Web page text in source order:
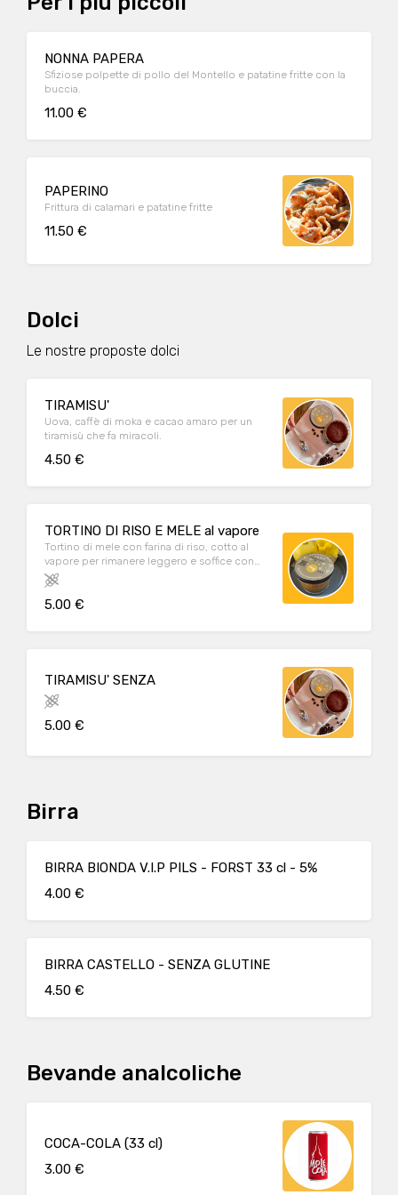
NONNA PAPERA
Sfiziose polpette di pollo del Montello e patatine fritte con la
buccia.
11.00 €
PAPERINO
Frittura di calamari e patatine fritte
11.50 €
Dolci
Le nostre proposte dolci
TIRAMISU'
Uova, caffè di moka e cacao amaro per un
tiramisù che fa miracoli.
4.50 €
TORTINO DI RISO E MELE al vapore
Tortino di mele con farina di riso, cotto al
vapore per rimanere leggero e soffice con
profumi di cannella e scorzetta d'arancia.
Adatto intolleranti al glutine e al lattosio
5.00 €
TIRAMISU' SENZA
5.00 €
Birra
BIRRA BIONDA V.I.P PILS - FORST 33 cl - 5%
4.00 €
BIRRA CASTELLO - SENZA GLUTINE
4.50 €
Bevande analcoliche
COCA-COLA (33 cl)
3.00 €